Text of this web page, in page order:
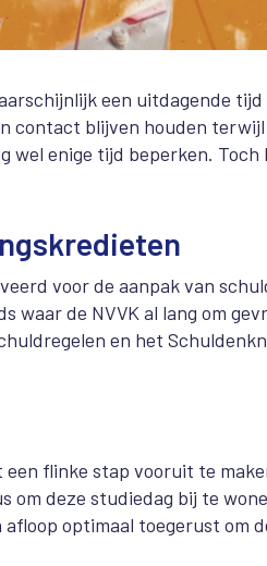
een uitdagende
contact blijven houden
wel enige tijd beperken.
voor de aanpak van
waar de NVVK al lang om
en het
flinke stap vooruit te
om deze studiedag bij te
optimaal toegerust om